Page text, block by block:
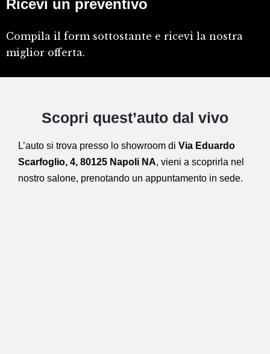
Ricevi un preventivo
Compila il form sottostante e ricevi la nostra
miglior offerta.
Scopri quest’auto dal vivo
L’auto si trova presso lo showroom di Via Eduardo
Scarfoglio, 4, 80125 Napoli NA, vieni a scoprirla nel
nostro salone, prenotando un appuntamento in sede.